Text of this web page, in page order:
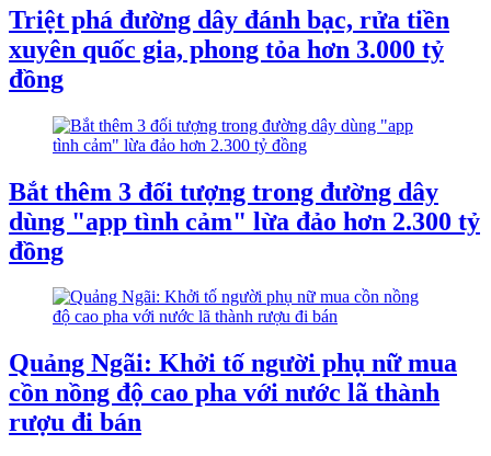
Triệt phá đường dây đánh bạc, rửa tiền
xuyên quốc gia, phong tỏa hơn 3.000 tỷ
đồng
Bắt thêm 3 đối tượng trong đường dây
dùng "app tình cảm" lừa đảo hơn 2.300 tỷ
đồng
Quảng Ngãi: Khởi tố người phụ nữ mua
cồn nồng độ cao pha với nước lã thành
rượu đi bán